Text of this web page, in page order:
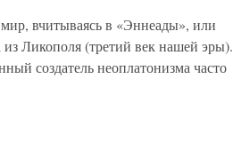
вчитываясь в «Эннеады», или
Ликополя (третий век нашей эры).
создатель неоплатонизма часто